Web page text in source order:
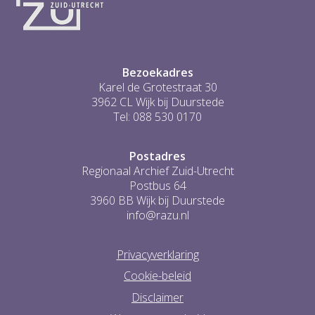
Bezoekadres
Karel de Grotestraat 30
3962 CL Wijk bij Duurstede
Tel: 088 530 0170
Postadres
Regionaal Archief Zuid-Utrecht
Postbus 64
3960 BB Wijk bij Duurstede
info@razu.nl
Privacyverklaring
Cookie-beleid
Disclaimer